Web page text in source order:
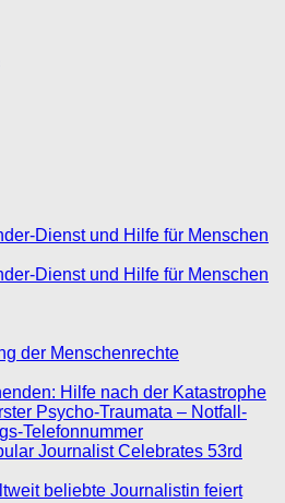
Dienst und Hilfe für Menschen
Dienst und Hilfe für Menschen
der Menschenrechte
Hilfe nach der Katastrophe
Psycho-Traumata – Notfall-
Telefonnummer
Journalist Celebrates 53rd
beliebte Journalistin feiert